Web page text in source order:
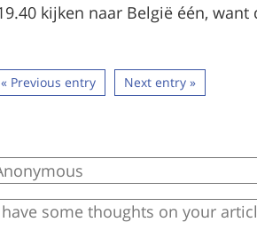
kijken naar België één, want
« Previous entry Next entry »